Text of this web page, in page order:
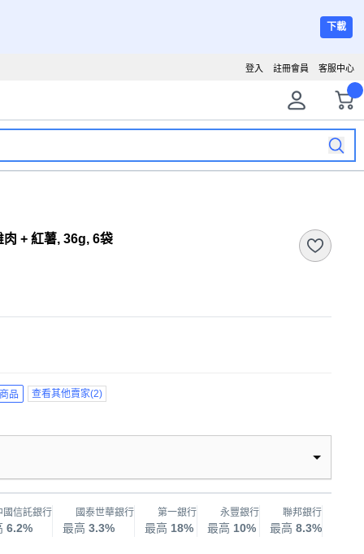
下載
客服中心
註冊會員
登入
+ 紅薯, 36g, 6袋
品 查看其他賣家(2)
國信託銀行
6.2%
國泰世華銀行
最高 3.3%
第一銀行
最高 18%
永豐銀行
最高 10%
聯邦銀行
最高 8.3%